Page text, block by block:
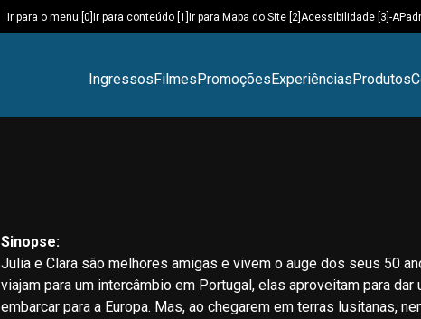
Ir para o menu [0] Ir para conteúdo [1] Ir para Mapa do Site [2] Acessibilidade [3] -A
IngressosFilmesPromoçõesExperiênciasProdutos
Sinopse:
Julia e Clara são melhores amigas e vivem o auge dos seus 50
viajam para um intercâmbio em Portugal, elas aproveitam para
embarcar para a Europa. Mas, ao chegarem em terras lusitanas,